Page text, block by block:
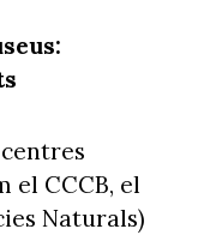
el CCCB, el
Naturals)